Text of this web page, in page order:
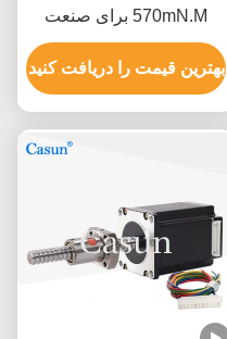
570mN.M برای صنعت
اتوماسیون
بهترین قیمت را دریافت کنید